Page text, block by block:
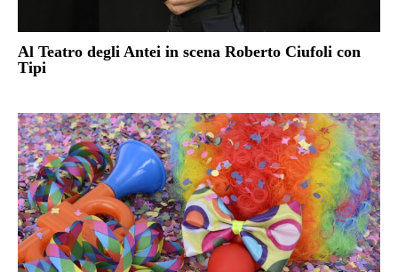
Al Teatro degli Antei in scena Roberto Ciufoli con
Tipi